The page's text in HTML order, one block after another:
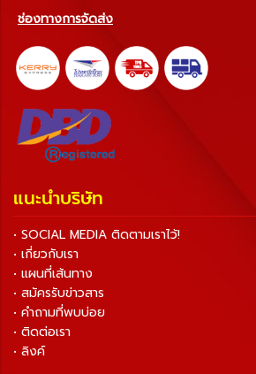
ช่องทางการจัดส่ง
แนะนำบริษัท
• SOCIAL MEDIA ติดตามเราไว้!
• เกี่ยวกับเรา
• แผนที่เส้นทาง
• สมัครรับข่าวสาร
• คำถามที่พบบ่อย
• ติดต่อเรา
• ลิงค์